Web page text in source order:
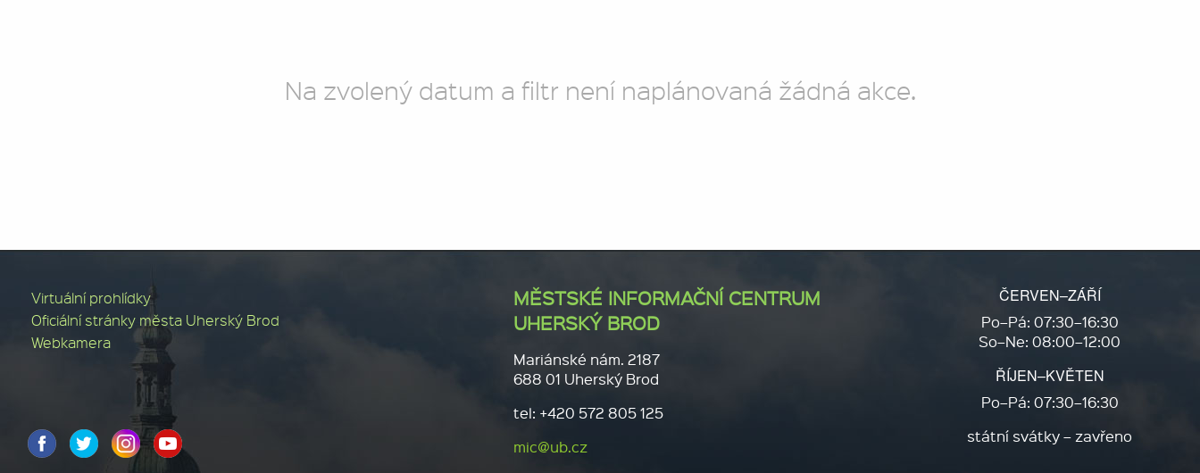
Na zvolený datum a filtr není naplánovaná žádná akce.
Virtuální prohlídky
Oficiální stránky města Uherský Brod
Webkamera
MĚSTSKÉ INFORMAČNÍ CENTRUM
UHERSKÝ BROD
Mariánské nám. 2187
688 01 Uherský Brod
tel: +420 572 805 125
mic@ub.cz
ČERVEN–ZÁŘÍ
Po–Pá: 07:30–16:30
So–Ne: 08:00–12:00
ŘÍJEN–KVĚTEN
Po–Pá: 07:30–16:30
státní svátky – zavřeno